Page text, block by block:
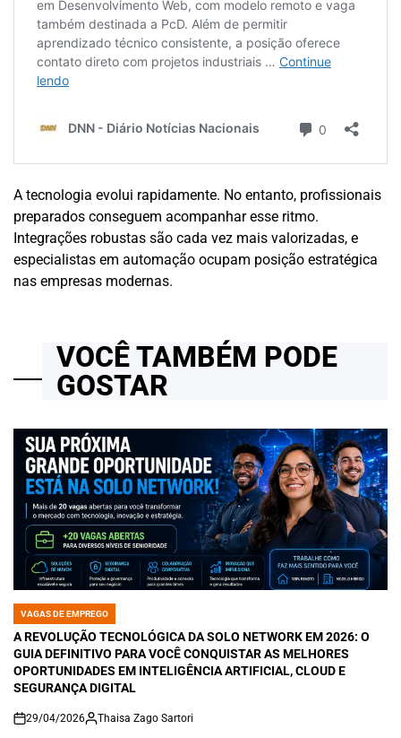
A tecnologia evolui rapidamente. No entanto, profissionais
preparados conseguem acompanhar esse ritmo.
Integrações robustas são cada vez mais valorizadas, e
especialistas em automação ocupam posição estratégica
nas empresas modernas.
VOCÊ TAMBÉM PODE
GOSTAR
POSTED
IN
VAGAS DE EMPREGO
A REVOLUÇÃO TECNOLÓGICA DA SOLO NETWORK EM 2026: O
GUIA DEFINITIVO PARA VOCÊ CONQUISTAR AS MELHORES
OPORTUNIDADES EM INTELIGÊNCIA ARTIFICIAL, CLOUD E
SEGURANÇA DIGITAL
on
29/04/2026 Thaisa Zago Sartori